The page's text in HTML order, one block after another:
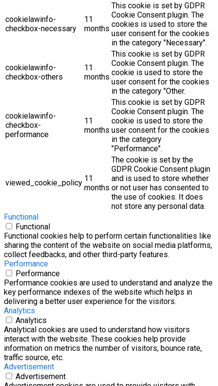
cookielawinfo-
checkbox-necessary
11
months
This cookie is set by GDPR
Cookie Consent plugin. The
cookies is used to store the
user consent for the cookies
in the category "Necessary".
cookielawinfo-
checkbox-others
11
months
This cookie is set by GDPR
Cookie Consent plugin. The
cookie is used to store the
user consent for the cookies
in the category "Other.
cookielawinfo-
checkbox-
performance
11
months
This cookie is set by GDPR
Cookie Consent plugin. The
cookie is used to store the
user consent for the cookies
in the category
"Performance".
viewed_cookie_policy 11
months
The cookie is set by the
GDPR Cookie Consent plugin
and is used to store whether
or not user has consented to
the use of cookies. It does
not store any personal data.
Functional
Functional
Functional cookies help to perform certain functionalities like
sharing the content of the website on social media platforms,
collect feedbacks, and other third-party features.
Performance
Performance
Performance cookies are used to understand and analyze the
key performance indexes of the website which helps in
delivering a better user experience for the visitors.
Analytics
Analytics
Analytical cookies are used to understand how visitors
interact with the website. These cookies help provide
information on metrics the number of visitors, bounce rate,
traffic source, etc.
Advertisement
Advertisement